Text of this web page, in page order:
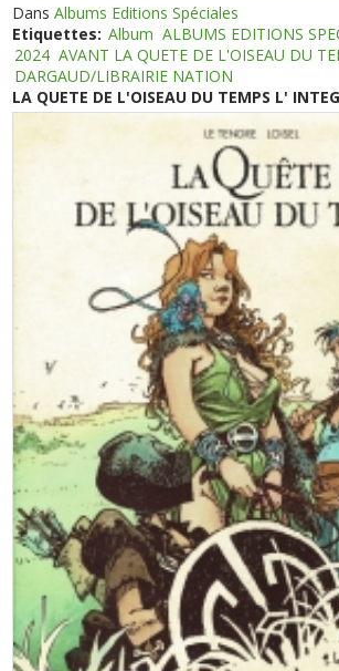
DansAlbums Editions Spéciales
Etiquettes: Album ALBUMS EDITIONS
2024 AVANT LA QUETE DE L'OISEAU DU
DARGAUD/LIBRAIRIE NATION
LA QUETE DE L'OISEAU DU TEMPS L'